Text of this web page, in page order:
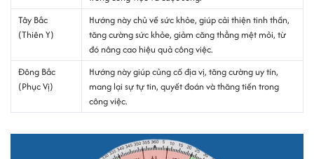
Tây Bắc
(Thiên Y)
Hướng này chủ về sức khỏe, giúp cải thiện tinh thần,
tăng cường sức khỏe, giảm căng thẳng mệt mỏi, từ
đó nâng cao hiệu quả công việc.
Đông Bắc
(Phục Vị)
Hướng này giúp củng cố địa vị, tăng cường uy tín,
mang lại sự tự tin, quyết đoán và thăng tiến trong
công việc.